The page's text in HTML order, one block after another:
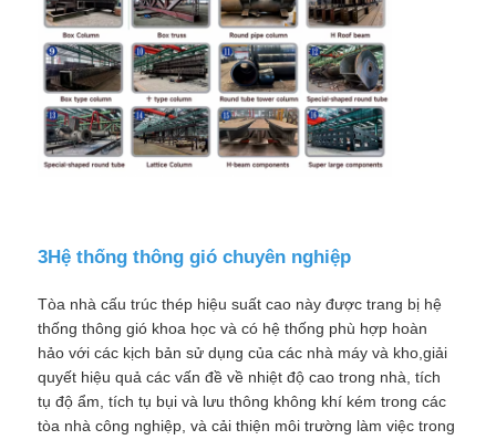
3Hệ thống thông gió chuyên nghiệp
Tòa nhà cấu trúc thép hiệu suất cao này được trang bị hệ
thống thông gió khoa học và có hệ thống phù hợp hoàn
hảo với các kịch bản sử dụng của các nhà máy và kho,giải
quyết hiệu quả các vấn đề về nhiệt độ cao trong nhà, tích
tụ độ ẩm, tích tụ bụi và lưu thông không khí kém trong các
tòa nhà công nghiệp, và cải thiện môi trường làm việc trong